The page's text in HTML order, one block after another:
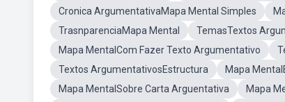
Cronica ArgumentativaMapa Mental Simples
TrasnparenciaMapa Mental
TemasTextos
Mapa MentalCom Fazer Texto Argumentativo
Textos ArgumentativosEstructura
Mapa
Mapa MentalSobre Carta Arguentativa
Mapa